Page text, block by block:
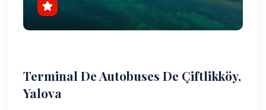
Terminal De Autobuses De Çiftlikköy,
Yalova